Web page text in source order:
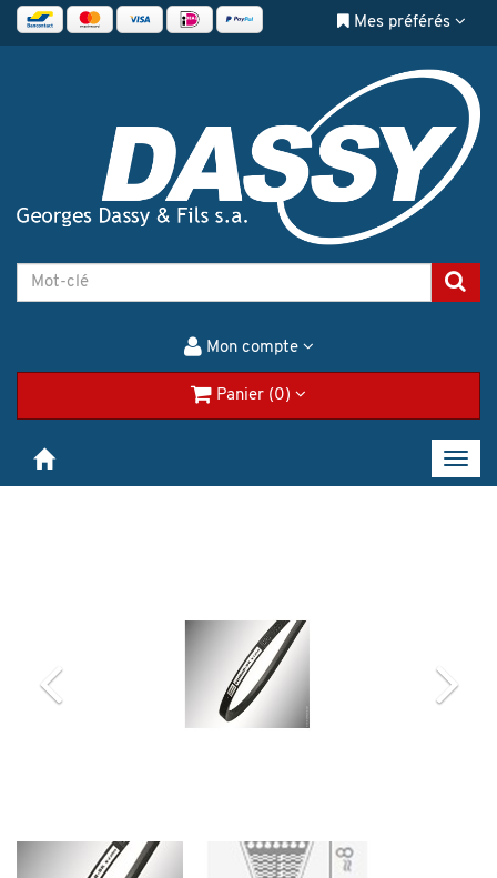
Mes préférés
Mon compte
Panier (0)